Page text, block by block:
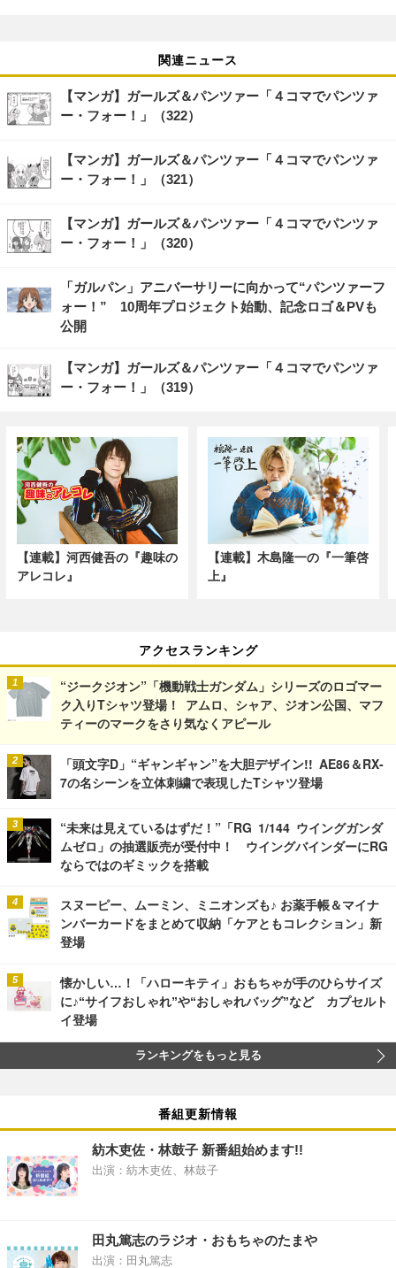
関連ニュース
【マンガ】ガールズ＆パンツァー「４コマでパンツァ
ー・フォー！」（322）
【マンガ】ガールズ＆パンツァー「４コマでパンツァ
ー・フォー！」（321）
【マンガ】ガールズ＆パンツァー「４コマでパンツァ
ー・フォー！」（320）
「ガルパン」アニバーサリーに向かって“パンツァーフ
ォー！” 10周年プロジェクト始動、記念ロゴ＆PVも
公開
【マンガ】ガールズ＆パンツァー「４コマでパンツァ
ー・フォー！」（319）
【連載】河西健吾の『趣味の
アレコレ』
【連載】木島隆一の『一筆啓
上』
アクセスランキング
“ジークジオン”「機動戦士ガンダム」シリーズのロゴマー
ク入りTシャツ登場！ アムロ、シャア、ジオン公国、マフ
ティーのマークをさり気なくアピール
「頭文字D」“ギャンギャン”を大胆デザイン!! AE86＆RX-
7の名シーンを立体刺繍で表現したTシャツ登場
“未来は見えているはずだ！”「RG 1/144 ウイングガンダ
ムゼロ」の抽選販売が受付中！ ウイングバインダーにRG
ならではのギミックを搭載
スヌーピー、ムーミン、ミニオンズも♪ お薬手帳＆マイナ
ンバーカードをまとめて収納「ケアともコレクション」新
登場
懐かしい…！「ハローキティ」おもちゃが手のひらサイズ
に♪“サイフおしゃれ”や“おしゃれバッグ”など カプセルト
イ登場
ランキングをもっと見る
番組更新情報
紡木吏佐・林鼓子 新番組始めます!!
出演：紡木吏佐、林鼓子
田丸篤志のラジオ・おもちゃのたまや
出演：田丸篤志